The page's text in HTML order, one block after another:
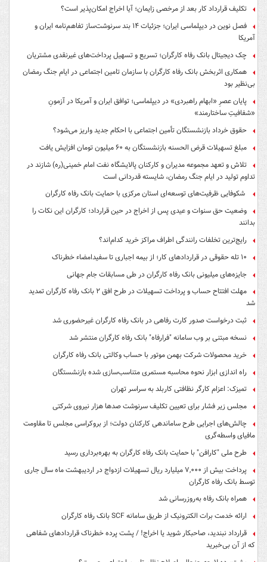
تکلیف قرارداد کار بعد از مرخصی زایمان؛ آیا اخراج امکان‌پذیر است؟
فصل نوین در دیپلماسی ایران؛ جزئیات ۱۴ بند سرنوشت‌ساز تفاهم‌نامه ایران و
آمریکا
چک دیجیتال بانک رفاه کارگران؛ تسریع و تسهیل پرداخت‌های غیرنقدی مشتریان
همکاری اثربخش بانک رفاه کارگران با سازمان تامین اجتماعی در ایام جنگ رمضان
بی‌نظیر بود
پایان عصرِ «ابهام راهبردی» در دیپلماسی؛ توافق ایران و آمریکا در آزمونِ
«شفافیتِ ساختارمند»
حقوق خرداد بازنشستگان تأمین اجتماعی با احکام جدید واریز می‌شود؟
مبلغ تسهیلات قرض الحسنه بازنشستگان به ۶۰ میلیون تومان افزایش یافت
تلاش و تعهد مجموعه مدیران و کارکنان پالایشگاه نفت امام خمینی(ره) شازند در
تداوم تولید در ایام جنگ رمضان، شایسته قدردانی است
شکوفایی ظرفیت‌های توسعه‌ای استان مرکزی با حمایت بانک رفاه کارگران
وضعیت حق سنوات و عیدی پس از اخراج در حین قرارداد؛ کارگران این نکات را
بدانند
رایج‌ترین تخلفات رانندگی اطراف مراکز خرید کدام‌اند؟
۱۰ تله حقوقی در قراردادهای کار؛ از بیمه اجباری تا سفیدامضاء خطرناک
جایزه‌های میلیونی بانک رفاه کارگران در طی مسابقات جام جهانی
مهلت افتتاح حساب و پرداخت تسهیلات در طرح افق ۲ بانک رفاه کارگران تمدید
شد
ثبت درخواست صدور کارت رفاهی در بانک رفاه کارگران غیرحضوری شد
نسخه مبتنی بر وب سامانه "فرارفاه" بانک رفاه کارگران منتشر شد
خرید محصولات شرکت بهمن موتور با حساب وکالتی بانک رفاه کارگران
راه اندازی ابزار نحوه محاسبه مستمری متناسب‌سازی شده بازنشستگان
تمیزک: اعزام کارگر نظافتی کاربلد به سراسر تهران
مجلس زیر فشار برای تعیین تکلیف سرنوشت صدها هزار نیروی شرکتی
چالش‌های اجرایی طرح ساماندهی کارکنان دولت؛ از بروکراسی مجلس تا مقاومت
مافیای واسطه‌گری
طرح ملی "کارافن" با حمایت بانک رفاه کارگران به بهره‌برداری رسید
پرداخت بیش از ۷,۰۰۰ میلیارد ریال تسهیلات ازدواج در اردیبهشت ماه سال جاری
توسط بانک رفاه کارگران
همراه بانک رفاه به‌روزرسانی شد
ارائه خدمت برات الکترونیک از طریق سامانه SCF بانک رفاه کارگران
قرارداد نبندید، صاحبکار شوید یا اخراج! / پشت پرده خطرناک قراردادهای شفاهی
که از آن بی‌خبرید